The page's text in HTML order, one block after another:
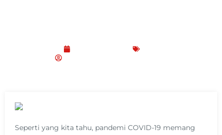
Seperti yang kita tahu, pandemi COVID-19 memang